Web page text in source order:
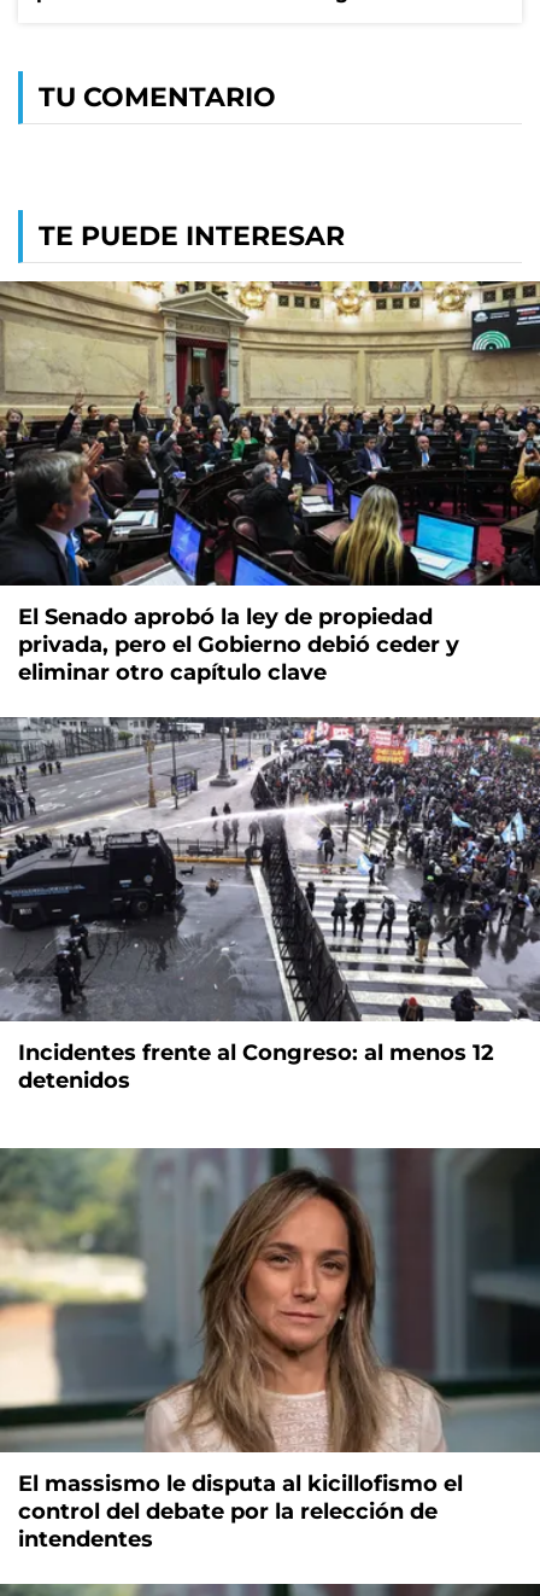
TU COMENTARIO
TE PUEDE INTERESAR
El Senado aprobó la ley de propiedad
privada, pero el Gobierno debió ceder y
eliminar otro capítulo clave
Incidentes frente al Congreso: al menos 12
detenidos
El massismo le disputa al kicillofismo el
control del debate por la relección de
intendentes